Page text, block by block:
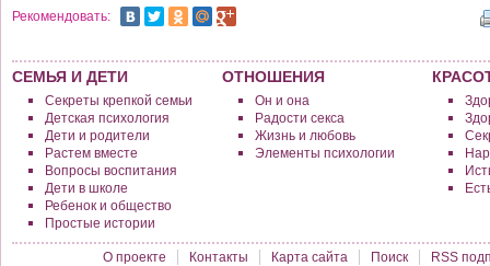
Рекомендовать:
СЕМЬЯ И ДЕТИ
Секреты крепкой семьи
Детская психология
Дети и родители
Растем вместе
Вопросы воспитания
Дети в школе
Ребенок и общество
Простые истории
ОТНОШЕНИЯ
Он и она
Радости секса
Жизнь и любовь
Элементы психологии
О проекте Контакты Карта сайта Поиск RSS